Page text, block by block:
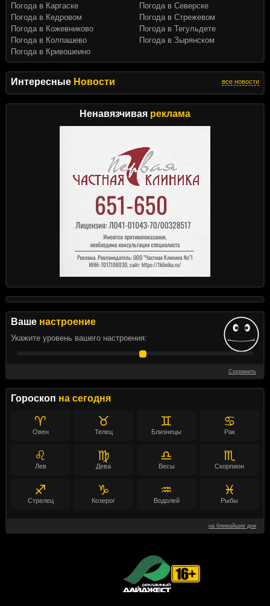
Интересные Новости все новости
Ненавязчивая реклама
Ваше настроение
Укажите уровень вашего настроения:
Сохранить
Гороскоп на сегодня
♈
Овен
♉
Телец
♊
Близнецы
♋
Рак
♌
Лев
♍
Дева
♎
Весы
♏
Скорпион
♐
Стрелец
♑
Козерог
♒
Водолей
♓
Рыбы
на ближайшие дни
Погода в Каргаске
Погода в Кедровом
Погода в Кожевниково
Погода в Колпашево
Погода в Кривошеино
Погода в Северске
Погода в Стрежевом
Погода в Тегульдете
Погода в Зырянском